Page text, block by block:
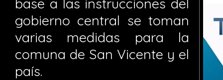
gobierno central se toman
varias medidas para la
comuna de San Vicente y el
país.